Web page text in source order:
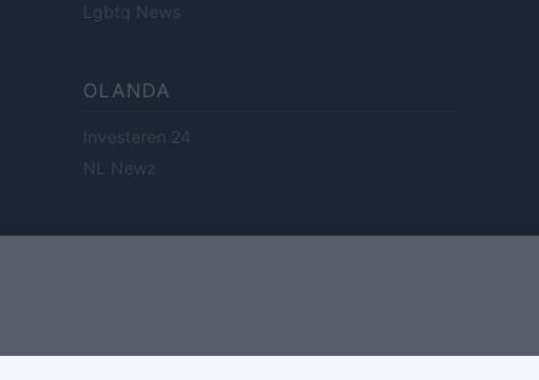
Lgbtq News
OLANDA
Investeren 24
NL Newz